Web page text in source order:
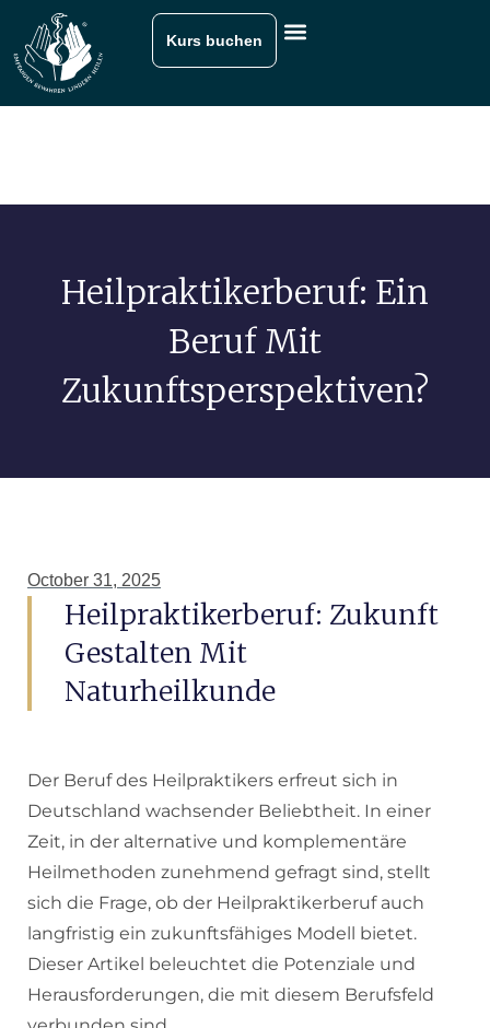
Kurs buchen
Heilpraktikerberuf: Ein
Beruf Mit
Zukunftsperspektiven?
October 31, 2025
Heilpraktikerberuf: Zukunft
Gestalten Mit
Naturheilkunde
Der Beruf des Heilpraktikers erfreut sich in
Deutschland wachsender Beliebtheit. In einer
Zeit, in der alternative und komplementäre
Heilmethoden zunehmend gefragt sind, stellt
sich die Frage, ob der Heilpraktikerberuf auch
langfristig ein zukunftsfähiges Modell bietet.
Dieser Artikel beleuchtet die Potenziale und
Herausforderungen, die mit diesem Berufsfeld